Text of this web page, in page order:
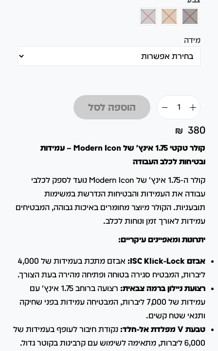
מידה
הוספה לסל
₪ 380
קולר טקטי 1.75 אינץ' של Modern Icon – עמידות
ובטיחות לכלב העבודה
קולר ה-1.75 אינץ' של Modern Icon נועד לספק לכלבי
עבודה את העמידות והבטיחות הנדרשת במשימות
תובעניות. הקולר מיוצר מחומרים באיכות גבוהה, המבטיחים
עמידות לאורך זמן ונוחות לכלב.
יתרונות ומאפיינים עיקריים:
אבזם ISC Klick-Lock:
אבזם מתכת בעמידות של 4,000
ליברות, המבטיח סגירה בטוחה ופתיחה מהירה בעת הצורך.
רצועת ניילון ברמה צבאית:
רצועה ברוחב 1.75 אינץ' עם
עמידות של 7,000 ליברות, המבטיחה עמידות בפני שחיקה
ותנאי שטח קשים.
טבעת V מפלדת אל-חלד:
נקודת חיבור לעופף בעמידות של
6,000 ליברות, מתאימה לשימוש עם קרבינות בקוטר גדול.